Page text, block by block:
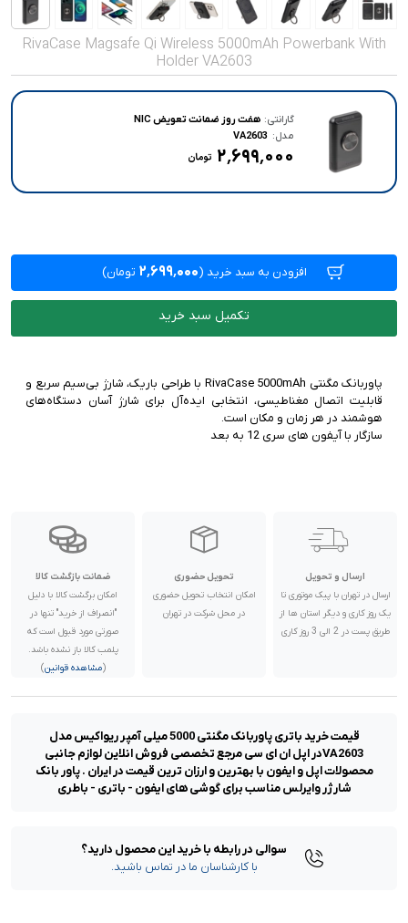
RivaCase Magsafe Qi Wireless 5000mAh Powerbank With
Holder VA2603
گارانتی: هفت روز ضمانت تعویض NIC
مدل: VA2603
۲٬۶۹۹٬۰۰۰
افزودن به سبد خرید (۲٬۶۹۹٬۰۰۰ تومان)
تکمیل سبد خرید
پاوربانک مگنتی RivaCase 5000mAh با طراحی باریک، شارژ بی‌سیم سریع و
قابلیت اتصال مغناطیسی، انتخابی ایده‌آل برای شارژ آسان دستگاه‌های
سازگار با آیفون های سری 12 به بعد
ارسال و تحویل
ارسال در تهران با پیک موتوری تا
یک روز کاری و دیگر استان ها از
طریق پست در 2 الی 3 روز کاری
تحویل حضوری
امکان انتخاب تحویل حضوری
در محل شرکت در تهران
ضمانت بازگشت کالا
امکان برگشت کالا با دلیل
"انصراف از خرید" تنها در
صورتی مورد قبول است که
پلمب کالا باز نشده باشد.
(مشاهده قوانین)
قیمت خرید باتری پاوربانک مگنتی 5000 میلی آمپر ریواکیس مدل
VA2603در اپل ان ای سی مرجع تخصصی فروش انلاین لوازم جانبی
محصولات اپل و ایفون با بهترین و ارزان ترین قیمت در ایران . پاور بانک
شارژر وایرلس مناسب برای گوشی های ایفون - باتری - باطری
سوالی در رابطه با خرید این محصول دارید؟
با کارشناسان ما در تماس باشید.